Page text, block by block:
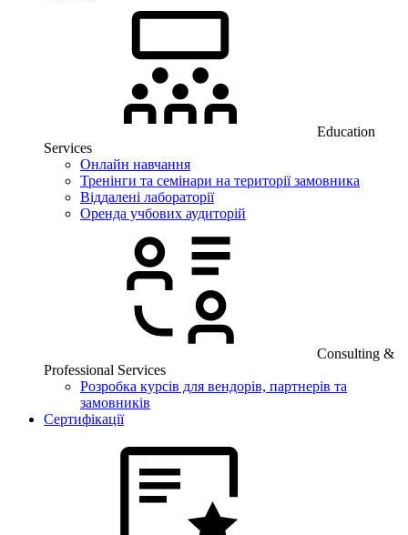
Education
Services
Онлайн навчання
Тренінги та семінари на території замовника
Віддалені лабораторії
Оренда учбових аудиторій
Consulting &
Professional Services
Розробка курсів для вендорів, партнерів та
замовників
Сертифікації